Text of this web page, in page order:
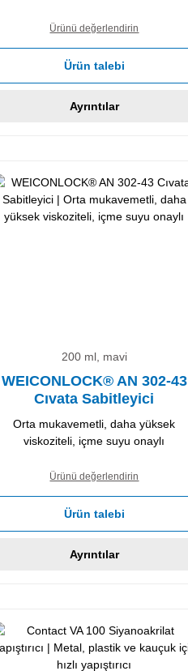
Ürünü değerlendirin
Ürün talebi
Ayrıntılar
200 ml, mavi
WEICONLOCK® AN 302-43
Cıvata Sabitleyici
Orta mukavemetli, daha yüksek
viskoziteli, içme suyu onaylı
Ürünü değerlendirin
Ürün talebi
Ayrıntılar